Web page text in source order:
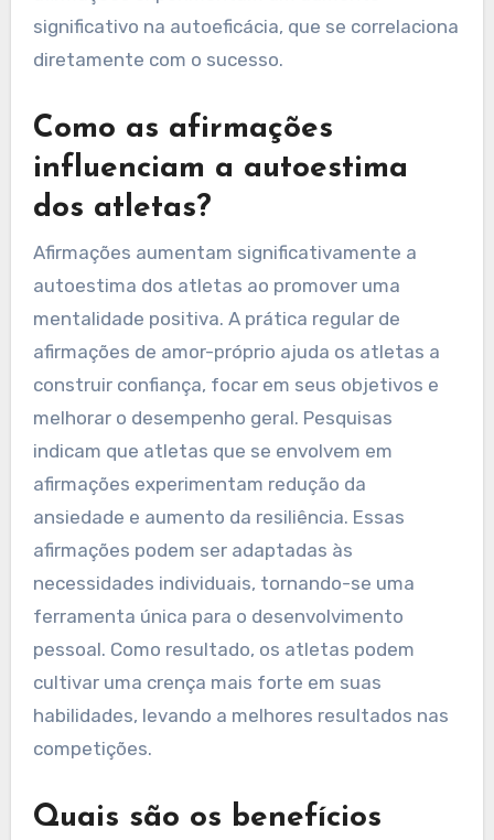
significativo na autoeficácia, que se correlaciona
diretamente com o sucesso.
Como as afirmações
influenciam a autoestima
dos atletas?
Afirmações aumentam significativamente a
autoestima dos atletas ao promover uma
mentalidade positiva. A prática regular de
afirmações de amor-próprio ajuda os atletas a
construir confiança, focar em seus objetivos e
melhorar o desempenho geral. Pesquisas
indicam que atletas que se envolvem em
afirmações experimentam redução da
ansiedade e aumento da resiliência. Essas
afirmações podem ser adaptadas às
necessidades individuais, tornando-se uma
ferramenta única para o desenvolvimento
pessoal. Como resultado, os atletas podem
cultivar uma crença mais forte em suas
habilidades, levando a melhores resultados nas
competições.
Quais são os benefícios